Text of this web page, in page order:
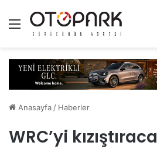
Menü
Anasayfa / Haberler
WRC’yi